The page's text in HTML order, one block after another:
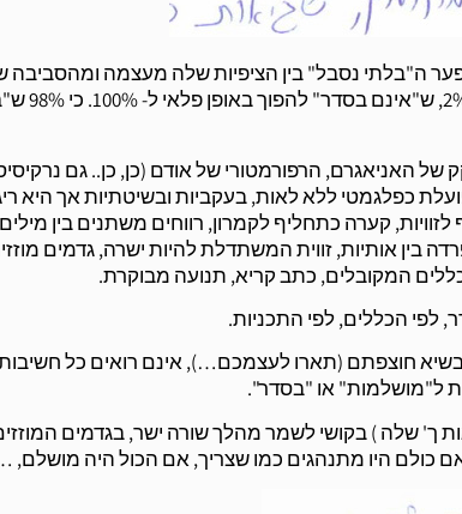
ה"בלתי נסבל" בין הציפיות שלה מעצמה ומהסביבה
לבין המימוש בפועל. כשמחפשים
האניאגרם, הרפורמטורי של אודם (כן, כן.. גם
כפלגמטי ללא לאות, בעקביות ובשיטתיות אך היא
קערה כתחליף לקמרון, רווחים משתנים בין מילים
בין אותיות, זווית המשתדלת להיות ישרה, גדמים
המקובלים, כתב קריא, תנועה מבוקרת.
לפי הכללים, לפי התכניות.
חוצפתם (תארו לעצמכם…), אינם רואים כל
ל"מושלמות" או "בסדר".
ך' שלה ) בקושי לשמר מהלך שורה ישר, בגדמים
"אם כולם היו מתנהגים כמו שצריך, אם הכול היה מושלם,